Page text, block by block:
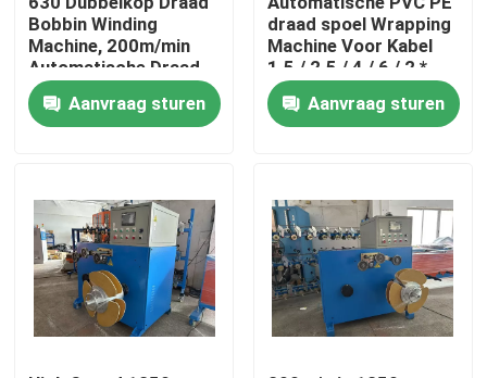
Fabriekstocht
Kwaliteitscontrole
Vraag een offerte
Cable Extruder Machine
Bobbin Winding
Machine, 200m/min
Automatische Draad
Wrap Machine
Aanvraag sturen
draad spoel Wrapping
Machine Voor Kabel
1.5 / 2.5 / 4 / 6 / 2 *
2.5
Aanvraag sturen